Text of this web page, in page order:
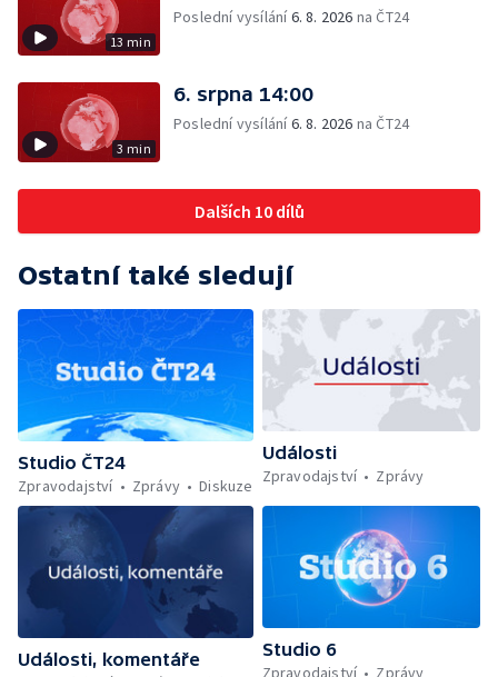
13 min
Poslední vysílání6. 8. 2026 na ČT24
3 min
6. srpna 14:00
Poslední vysílání6. 8. 2026 na ČT24
Dalších 10 dílů
Ostatní také sledují
Studio ČT24
Zpravodajství
Zprávy Diskuze
Události
Zpravodajství
Zprávy
Události, komentáře
Studio 6